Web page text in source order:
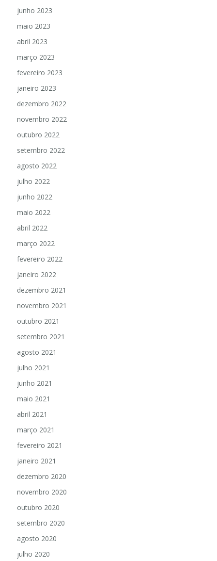
junho 2023
maio 2023
abril 2023
março 2023
fevereiro 2023
janeiro 2023
dezembro 2022
novembro 2022
outubro 2022
setembro 2022
agosto 2022
julho 2022
junho 2022
maio 2022
abril 2022
março 2022
fevereiro 2022
janeiro 2022
dezembro 2021
novembro 2021
outubro 2021
setembro 2021
agosto 2021
julho 2021
junho 2021
maio 2021
abril 2021
março 2021
fevereiro 2021
janeiro 2021
dezembro 2020
novembro 2020
outubro 2020
setembro 2020
agosto 2020
julho 2020